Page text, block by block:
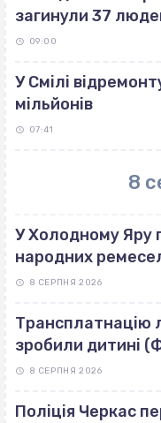
загинули 37
09:00
У Смілі
мільйонів
07:41
8
У Холодному Яру
народних
8 СЕРПНЯ 2026
Трансплатнацію
зробили дитині
8 СЕРПНЯ 2026
Поліція Черкас